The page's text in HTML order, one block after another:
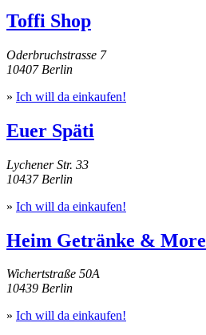
Toffi Shop
Oderbruchstrasse 7
10407 Berlin
» Ich will da einkaufen!
Euer Späti
Lychener Str. 33
10437 Berlin
» Ich will da einkaufen!
Heim Getränke & More
Wichertstraße 50A
10439 Berlin
» Ich will da einkaufen!